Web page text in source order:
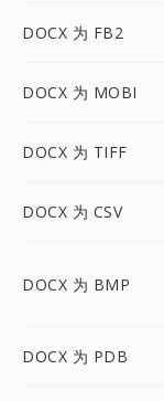
DOCX 为 FB2
DOCX 为 MOBI
DOCX 为 TIFF
DOCX 为 CSV
DOCX 为 BMP
DOCX 为 PDB